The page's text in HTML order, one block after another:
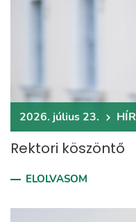
2026. július 23. HÍR
Rektori köszöntő
ELOLVASOM